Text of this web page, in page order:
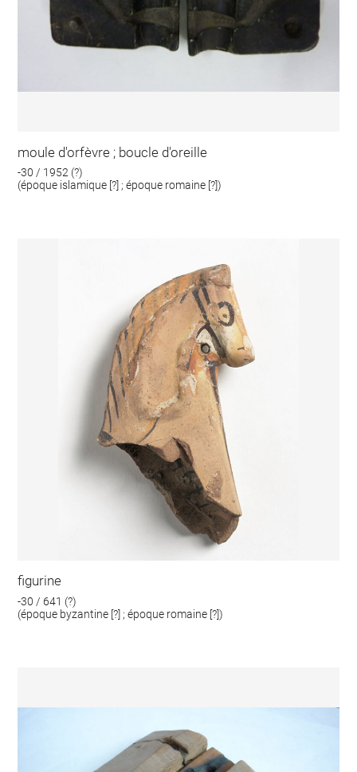
moule d'orfèvre ; boucle d'oreille
-30 / 1952 (?)
(époque islamique [?] ; époque romaine [?])
figurine
-30 / 641 (?)
(époque byzantine [?] ; époque romaine [?])